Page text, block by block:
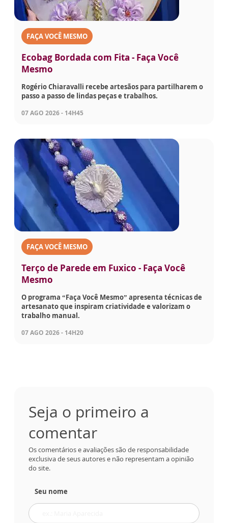
FAÇA VOCÊ MESMO
Ecobag Bordada com Fita - Faça Você
Mesmo
Rogério Chiaravalli recebe artesãos para partilharem o
passo a passo de lindas peças e trabalhos.
07 AGO 2026 - 14H45
FAÇA VOCÊ MESMO
Terço de Parede em Fuxico - Faça Você
Mesmo
O programa “Faça Você Mesmo” apresenta técnicas de
artesanato que inspiram criatividade e valorizam o
trabalho manual.
07 AGO 2026 - 14H20
Seja o primeiro a
comentar
Os comentários e avaliações são de responsabilidade
exclusiva de seus autores e não representam a opinião
do site.
Seu nome